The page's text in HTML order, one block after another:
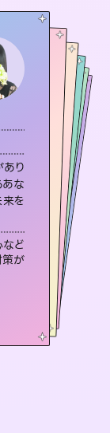
り
あな
を
ど
策が
ど
な関
以上
を丁
。
に行
りが
ど
今」と
の気持
生のヒ
まし
だなと
縁 など
す。
定して
りまし
など
報告実績
の施術経
、より良
もこち
いらっ
性）
未来 など
性愛や片
で知りた
ることを
ます。
る所や濁
分の気
性）